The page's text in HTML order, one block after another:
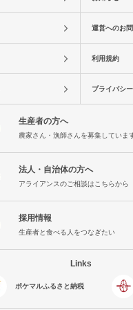
運営へのお
利用規約
プライバシ
生産者の方へ
農家さん・漁師さんを募集していま
法人・自治体の方へ
アライアンスのご相談はこちらから
採用情報
生産者と食べる人をつなぎたい
Links
ポケマルふるさと納税